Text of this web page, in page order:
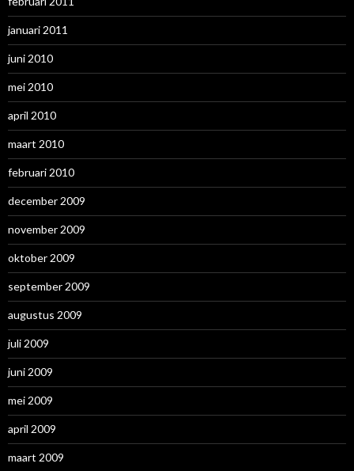
januari 2011
juni 2010
mei 2010
april 2010
maart 2010
februari 2010
december 2009
november 2009
oktober 2009
september 2009
augustus 2009
juli 2009
juni 2009
mei 2009
april 2009
maart 2009